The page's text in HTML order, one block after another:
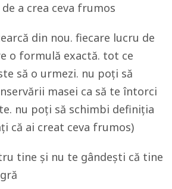
a crea ceva frumos
din nou. fiecare lucru de
o formulă exactă. tot ce
să o urmezi. nu poți să
masei ca să te întorci
nu poți să schimbi definiția
că ai creat ceva frumos)
tine și nu te gândești că tine